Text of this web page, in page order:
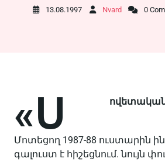
13.08.1997 Nvard 0
«Ս
ովետական
Մոտեցող 1987-88 ուստարին
գալուստ է հիշեցնում. նույն